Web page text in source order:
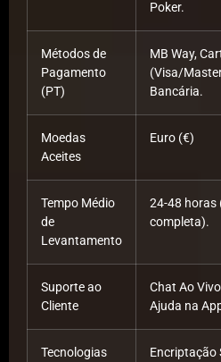
Poker.
Métodos de
Pagamento
(PT)
MB Way,
(Visa/
Bancária.
Moedas
Aceites
Euro (€)
Tempo Médio
de
Levantamento
24-48 horas
completa).
Suporte ao
Cliente
Chat Ao
Ajuda na
Tecnologias
Encriptação